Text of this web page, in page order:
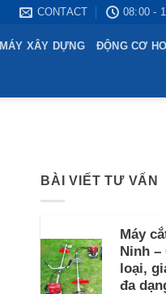
CONTACT 08:00 -
MÁY XÂY DỰNG ĐỘNG CƠ
BÀI VIẾT TƯ VẤN
Máy
Ninh –
loại,
đa